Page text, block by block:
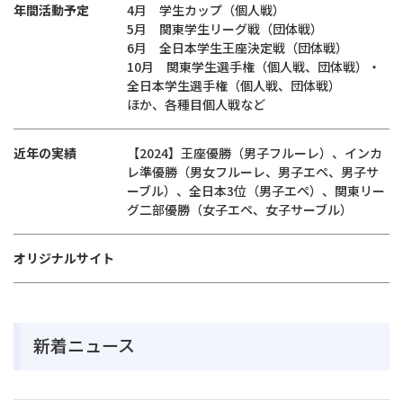
年間活動予定
4月 学生カップ（個人戦）
5月 関東学生リーグ戦（団体戦）
6月 全日本学生王座決定戦（団体戦）
10月 関東学生選手権（個人戦、団体戦）・
全日本学生選手権（個人戦、団体戦）
ほか、各種目個人戦など
近年の実績
【2024】王座優勝（男子フルーレ）、インカ
レ準優勝（男女フルーレ、男子エペ、男子サ
ーブル）、全日本3位（男子エペ）、関東リー
グ二部優勝（女子エペ、女子サーブル）
オリジナルサイト
新着ニュース